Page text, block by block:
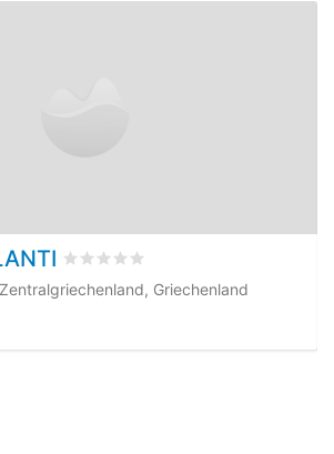
bewertet0
Griechenland